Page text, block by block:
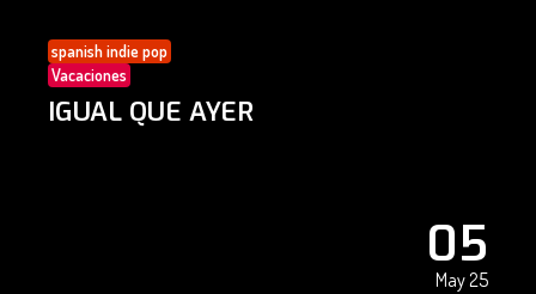
spanish indie pop
Vacaciones
IGUAL QUE AYER
05
May 25